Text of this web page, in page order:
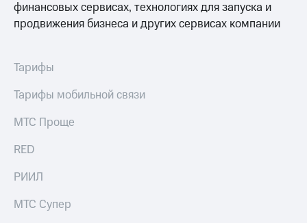
финансовых сервисах, технологиях для запуска и
продвижения бизнеса и других сервисах компании
Тарифы
Тарифы мобильной связи
МТС Проще
RED
РИИЛ
МТС Супер